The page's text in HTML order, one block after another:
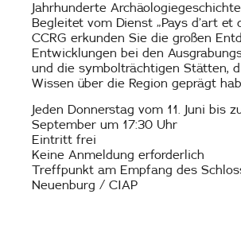
Jahrhunderte
Begleitet vom Dienst „Pays d’art et
CCRG erkunden Sie die großen
Entwicklungen bei den
und die symbolträchtigen Stätten,
Wissen über die Region geprägt
Jeden Donnerstag vom 11. Juni bis
September um 17:30 Uhr
Eintritt frei
Keine Anmeldung erforderlich
Treffpunkt am Empfang des
Neuenburg / CIAP